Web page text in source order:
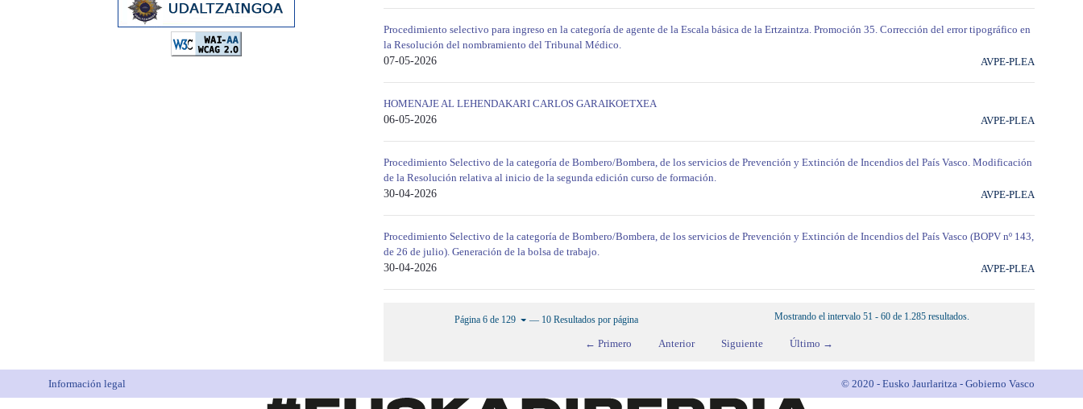
Procedimiento selectivo para ingreso en la categoría de agente de la Escala básica de la Ertzaintza. Promoción 35. Corrección del error tipográfico en
la Resolución del nombramiento del Tribunal Médico.
07-05-2026
AVPE-PLEA
HOMENAJE AL LEHENDAKARI CARLOS GARAIKOETXEA
06-05-2026
AVPE-PLEA
Procedimiento Selectivo de la categoría de Bombero/Bombera, de los servicios de Prevención y Extinción de Incendios del País Vasco. Modificación
de la Resolución relativa al inicio de la segunda edición curso de formación.
30-04-2026
AVPE-PLEA
Procedimiento Selectivo de la categoría de Bombero/Bombera, de los servicios de Prevención y Extinción de Incendios del País Vasco (BOPV nº 143,
de 26 de julio). Generación de la bolsa de trabajo.
30-04-2026
AVPE-PLEA
Página 6 de 129 — 10 Resultados por página Mostrando el intervalo 51 - 60 de 1.285 resultados.
← Primero Anterior Siguiente Último →
Información legal © 2020 - Eusko Jaurlaritza - Gobierno Vasco